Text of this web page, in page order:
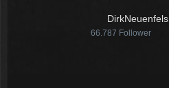
DirkNeuenfels
66.787 Follower